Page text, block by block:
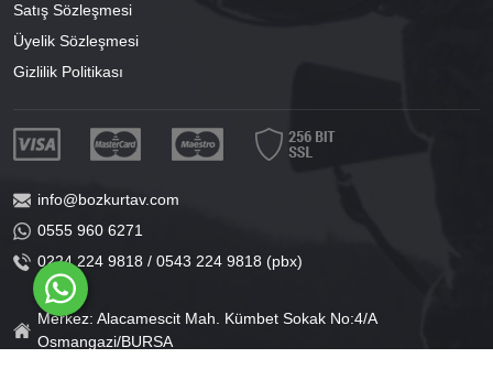
Satış Sözleşmesi
Üyelik Sözleşmesi
Gizlilik Politikası
info@bozkurtav.com
0555 960 6271
0224 224 9818 / 0543 224 9818 (pbx)
Merkez: Alacamescit Mah. Kümbet Sokak No:4/A
Osmangazi/BURSA